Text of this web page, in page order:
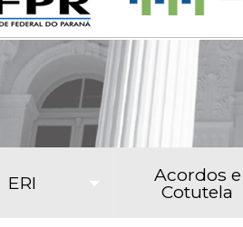
ERI Acordos e
Cotutela